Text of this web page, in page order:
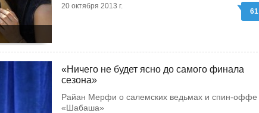
20 октября 2013 г.
61
«Ничего не будет ясно до самого финала
сезона»
Райан Мерфи о салемских ведьмах и спин-оффе
«Шабаша»